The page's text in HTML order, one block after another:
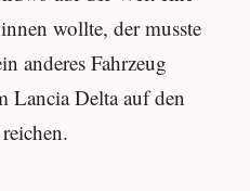
wollte, der musste
anderes Fahrzeug
Lancia Delta auf den